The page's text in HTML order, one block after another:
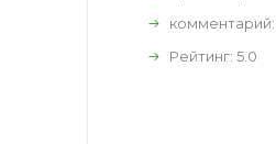
комментарий:
Рейтинг: 5.0